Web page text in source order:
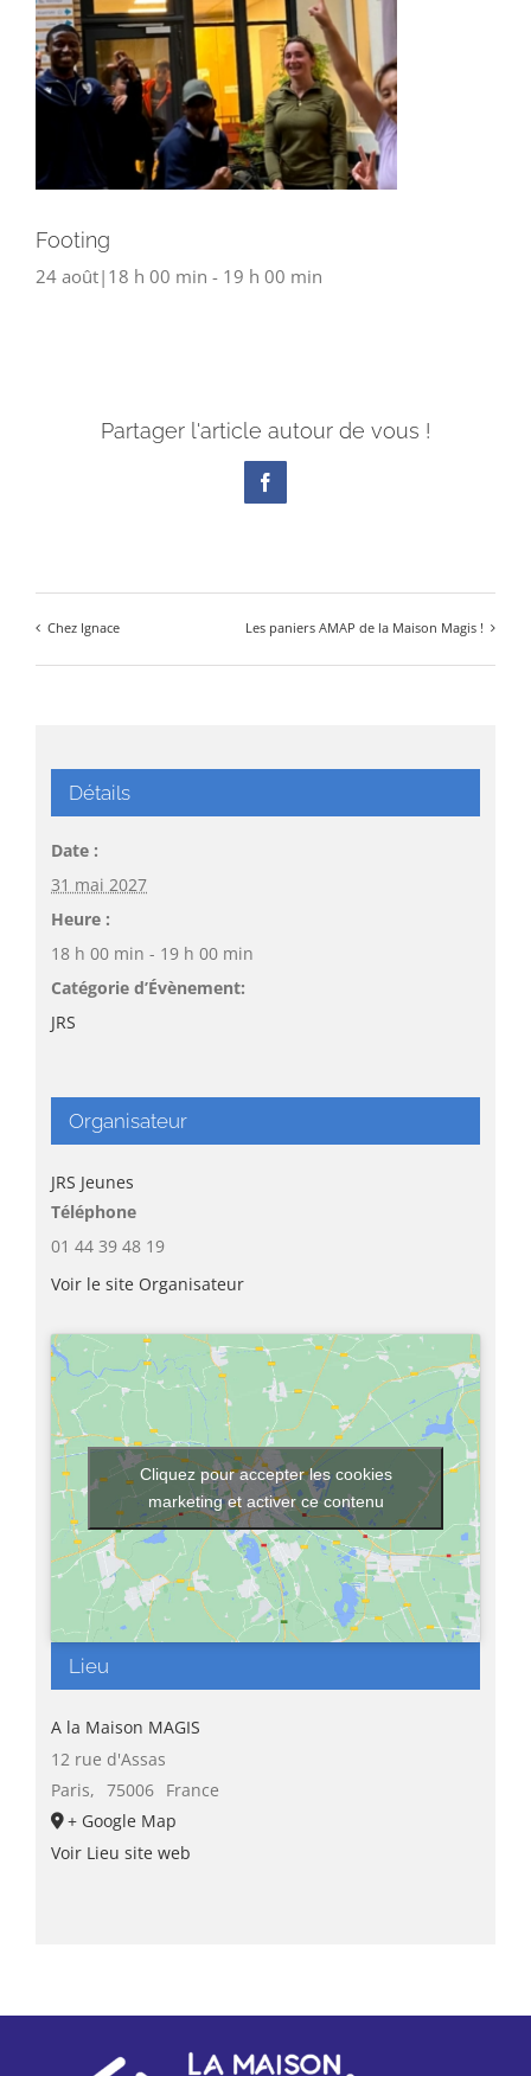
Footing
24 août|18 h 00 min - 19 h 00 min
Partager l'article autour de vous !
Facebook
Chez Ignace Les paniers AMAP de la Maison Magis !
Détails
Date :
31 mai 2027
Heure :
18 h 00 min - 19 h 00 min
Catégorie d’Évènement:
JRS
Organisateur
JRS Jeunes
Téléphone
01 44 39 48 19
Voir le site Organisateur
Lieu
A la Maison MAGIS
12 rue d'Assas
Paris, 75006 France
+ Google Map
Voir Lieu site web
Cliquez pour accepter les cookies
marketing et activer ce contenu